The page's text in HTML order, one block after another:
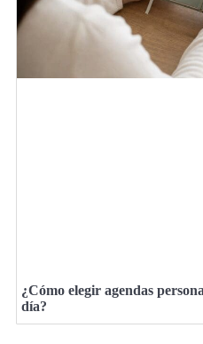
¿Cómo elegir agendas
día?